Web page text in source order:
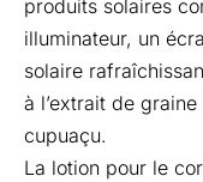
produits solaires
illuminateur, un
solaire
à l’extrait de
cupuaçu.
La lotion pour le